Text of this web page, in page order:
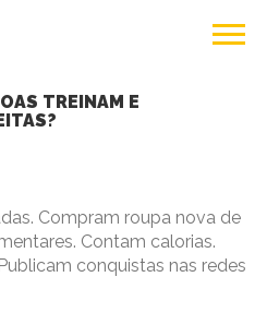
TREINAM E
Compram roupa nova de
Contam calorias.
conquistas nas redes